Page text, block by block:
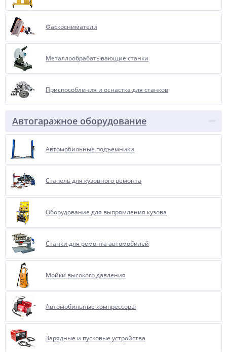
Фаскосниматели
Металлообрабатывающие станки
Приспособления и оснастка для станков
Автогаражное оборудование
Автомобильные подъемники
Стапель для кузовного ремонта
Оборудование для выпрямления кузова
Станки для ремонта автомобилей
Мойки высокого давления
Автомобильные компрессоры
Зарядные и пусковые устройства